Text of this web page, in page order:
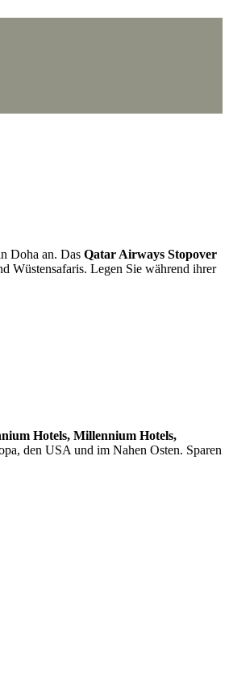
Doha an. Das Qatar Airways Stopover
Wüstensafaris. Legen Sie während ihrer
Hotels, Millennium Hotels,
den USA und im Nahen Osten. Sparen